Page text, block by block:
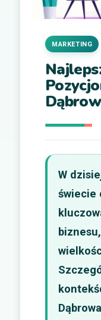
MARKETING
W
świecie